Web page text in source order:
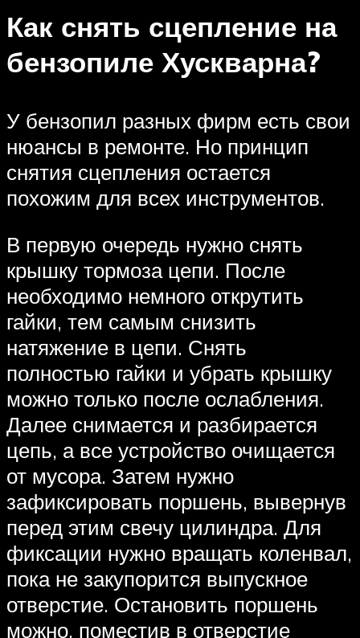
Как снять сцепление на
бензопиле Хускварна?
У бензопил разных фирм есть свои
нюансы в ремонте. Но принцип
снятия сцепления остается
похожим для всех инструментов.
В первую очередь нужно снять
крышку тормоза цепи. После
необходимо немного открутить
гайки, тем самым снизить
натяжение в цепи. Снять
полностью гайки и убрать крышку
можно только после ослабления.
Далее снимается и разбирается
цепь, а все устройство очищается
от мусора. Затем нужно
зафиксировать поршень, вывернув
перед этим свечу цилиндра. Для
фиксации нужно вращать коленвал,
пока не закупорится выпускное
отверстие. Остановить поршень
можно, поместив в отверстие